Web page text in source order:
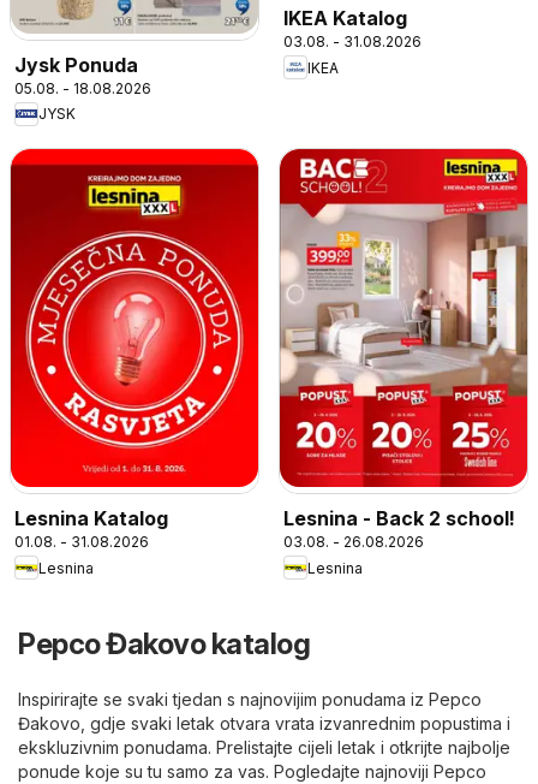
Jysk Ponuda
05.08. - 18.08.2026
JYSK
IKEA Katalog
03.08. - 31.08.2026
IKEA
Lesnina Katalog
01.08. - 31.08.2026
Lesnina
Lesnina - Back 2 school!
03.08. - 26.08.2026
Lesnina
Pepco Đakovo katalog
Inspirirajte se svaki tjedan s najnovijim ponudama iz Pepco
Đakovo, gdje svaki letak otvara vrata izvanrednim popustima i
ekskluzivnim ponudama. Prelistajte cijeli letak i otkrijte najbolje
ponude koje su tu samo za vas. Pogledajte najnoviji Pepco